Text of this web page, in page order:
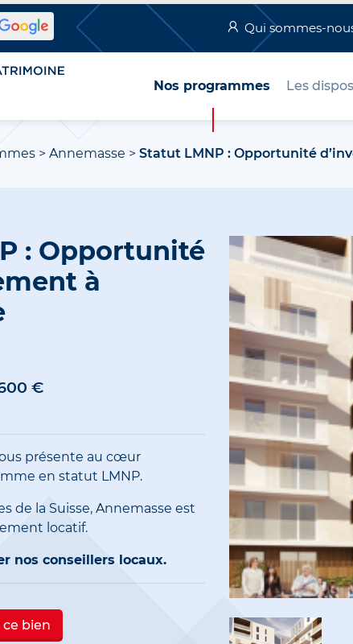
Qui sommes-
Nos programmes Les
> Annemasse > Statut LMNP : Opportunité
: Opportunité
à
€
présente au cœur
en statut LMNP.
de la Suisse, Annemasse est
locatif.
nos conseillers locaux.
bien